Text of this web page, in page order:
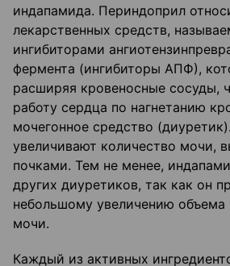
индапамида. Периндоприл
лекарственных средств,
ингибиторами
фермента (ингибиторы АПФ),
расширяя кровеносные сосуды,
работу сердца по нагнетанию
мочегонное средство
увеличивают количество мочи,
почками. Тем не менее,
других диуретиков, так как он
небольшому увеличению
мочи.
Каждый из активных